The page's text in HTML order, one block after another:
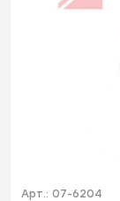
Арт.: 07-6204